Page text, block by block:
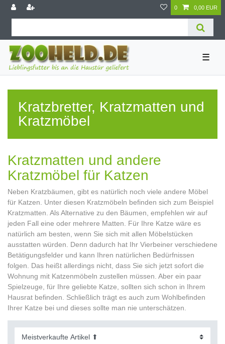
0 0,00 EUR
☰
Kratzbretter, Kratzmatten und
Kratzmöbel
Kratzmatten und andere
Kratzmöbel für Katzen
Neben Kratzbäumen, gibt es natürlich noch viele andere Möbel
für Katzen. Unter diesen Kratzmöbeln befinden sich zum Beispiel
Kratzmatten. Als Alternative zu den Bäumen, empfehlen wir auf
jeden Fall eine oder mehrere Matten. Für Ihre Katze wäre es
natürlich am besten, wenn Sie sich mit allen Möbelstücken
ausstatten würden. Denn dadurch hat Ihr Vierbeiner verschiedene
Betätigungsfelder und kann Ihren natürlichen Bedürfnissen
folgen. Das heißt allerdings nicht, dass Sie sich jetzt sofort die
Wohnung mit Katzenmöbeln zustellen müssen. Aber ein paar
Spielzeuge, für Ihre geliebte Katze, sollten sich schon in Ihrem
Hausrat befinden. Schließlich trägt es auch zum Wohlbefinden
Ihrer Katze bei und dieses sollte man nie unterschätzen.